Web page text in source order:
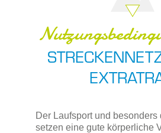
Der Laufsport und besonders
setzen eine gute körperliche